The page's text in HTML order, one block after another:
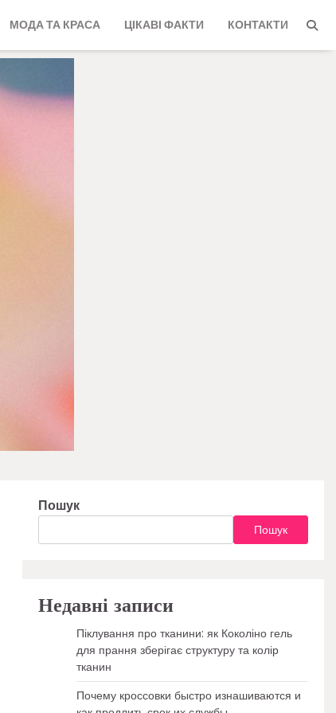
МОДА ТА КРАСА ЦІКАВІ ФАКТИ КОНТАКТИ
Пошук
Пошук
Недавні записи
Піклування про тканини: як Коколіно гель
для прання зберігає структуру та колір
тканин
Почему кроссовки быстро изнашиваются и